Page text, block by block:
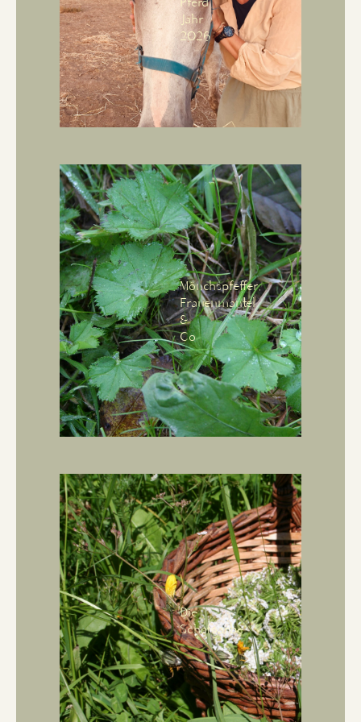
Jahr
2026
Mönchspfeffer,
Frauenmantel
&
Co
Die
Schafgarbe